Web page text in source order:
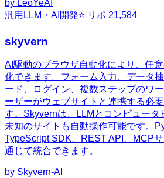
by LeoYeAI
汎用 LLM・AI開発⭐ リポ 21,584
skyvern
AI駆動のブラウザ自動化により、任
化できます。フォーム入力、データ
ード、ログイン、複数ステップのワ
ーザーがウェブサイトと連携する必
す。Skyvernは、LLMとコンピュータ
未知のサイトも自動操作可能です。
TypeScript SDK、REST API、MCP
通じて統合できます。
by Skyvern-AI